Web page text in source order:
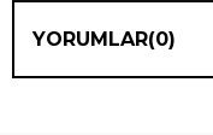
YORUMLAR(0)